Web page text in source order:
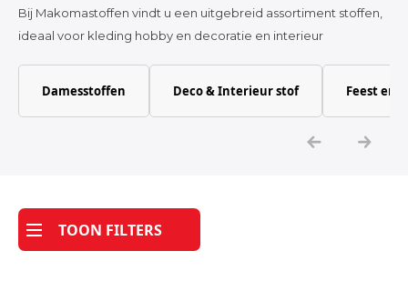
Katoen
Tijdpakker stof
Bij Makomastoffen vindt u een uitgebreid assortiment stoffen,
ideaal voor kleding hobby en decoratie en interieur
Damesstoffen Deco & Interieur stof Feest en
TOON FILTERS